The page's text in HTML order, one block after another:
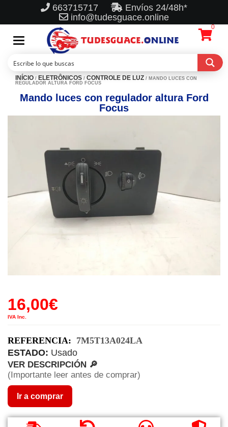
663715717
Envíos 24/48h*
info@tudesguace.online
Toggle
navigation
0
INÍCIO / ELETRÔNICOS / CONTROLE DE LUZ / MANDO LUCES CON
REGULADOR ALTURA FORD FOCUS
Mando luces con regulador altura Ford
Focus
16,00€
IVA Inc.
REFERENCIA: 7M5T13A024LA
ESTADO: Usado
VER DESCRIPCIÓN 🔎
(Importante leer antes de comprar)
Ir a comprar